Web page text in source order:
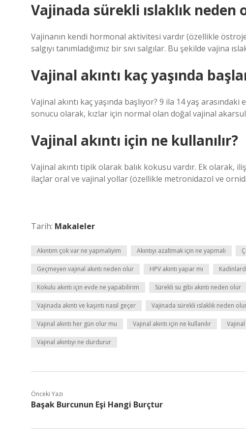
Vajinada sürekli ıslaklık neden
Vajinanın kendi hormonal aktivitesi vardır (özellikle
salgıyı tanımladığımız bir sıvı salgılar. Bu şekilde vajina
Vajinal akıntı kaç yaşında
Vajinal akıntı kaç yaşında başlıyor? 9 ila 14 yaş
sonucu olarak, kızlar için normal olan doğal vajinal
Vajinal akıntı için ne kullanılır?
Vajinal akıntı tipik olarak balık kokusu vardır. Ek olarak,
ilaçlar oral ve vajinal yollar (özellikle metronidazol ve
Tarih: Makaleler
Akıntım çok var ne yapmaliyim Akıntıyı azaltmak için ne yapmalı
Geçmeyen vajinal akıntı neden olur HPV akıntı yapar mı
Kokulu akıntı için evde ne yapabilirim Sürekli su gibi akıntı neden olur
Vajinada akıntı ve kaşıntı nasıl geçer Vajinada sürekli ıslaklık neden
Vajinal akıntı her gün olur mu Vajinal akıntı için ne kullanılır Vajinal
Vajinal akıntıyı ne durdurur
Önceki Yazı
Başak Burcunun Eşi Hangi Burçtur